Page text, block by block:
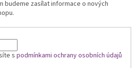
budeme zasílat informace o nových
s podmínkami ochrany osobních údajů